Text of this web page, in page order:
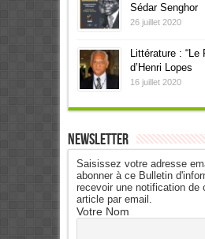
Sédar Senghor
26 juillet 2020
Littérature : “Le
d’Henri Lopes
16 juillet 2020
Newsletter
Saisissez votre adresse
abonner à ce Bulletin
recevoir une notification de
article par email.
Votre Nom